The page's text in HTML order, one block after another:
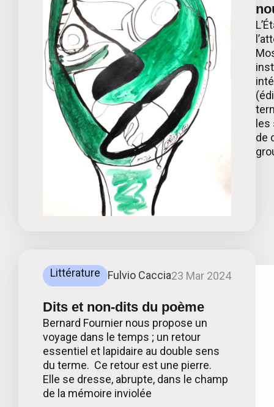
les
de
Littérature Fulvio Caccia23 Mar 2024
Dits et non-dits du poème
Bernard Fournier nous propose un
voyage dans le temps ; un retour
essentiel et lapidaire au double sens
du terme. Ce retour est une pierre.
Elle se dresse, abrupte, dans le champ
de la mémoire inviolée